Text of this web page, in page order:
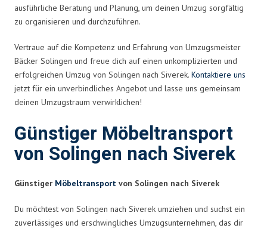
ausführliche Beratung und Planung, um deinen Umzug sorgfältig
zu organisieren und durchzuführen.
Vertraue auf die Kompetenz und Erfahrung von Umzugsmeister
Bäcker Solingen und freue dich auf einen unkomplizierten und
erfolgreichen Umzug von Solingen nach Siverek. Kontaktiere uns
jetzt für ein unverbindliches Angebot und lasse uns gemeinsam
deinen Umzugstraum verwirklichen!
Günstiger Möbeltransport
von Solingen nach Siverek
Günstiger Möbeltransport von Solingen nach Siverek
Du möchtest von Solingen nach Siverek umziehen und suchst ein
zuverlässiges und erschwingliches Umzugsunternehmen, das dir